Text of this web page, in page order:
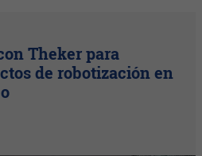
Theker para
de robotización en